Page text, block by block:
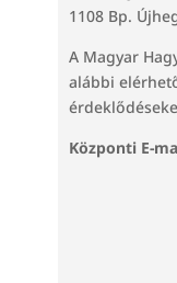
1108 Bp.
A Magyar
alábbi
Központi E-